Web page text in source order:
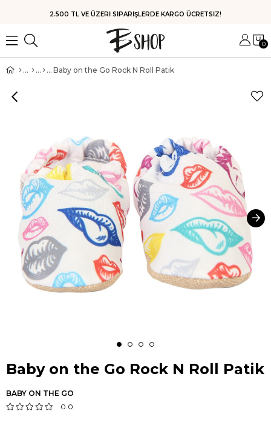
HIZLI KARGO
0
Baby on the Go Rock N Roll Patik
Baby on the Go Rock N Roll Patik
BABY ON THE GO
0.0